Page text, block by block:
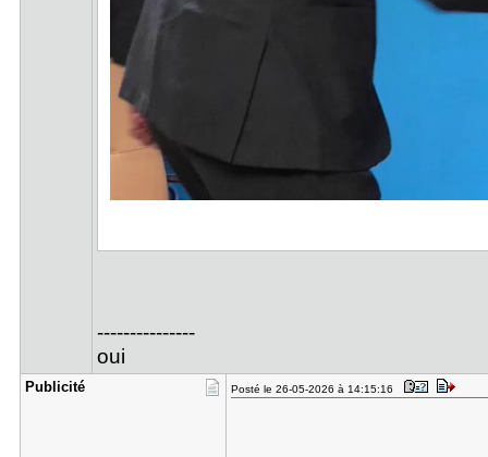
---------------
oui
Publicité Posté le 26-05-2026 à 14:15:16